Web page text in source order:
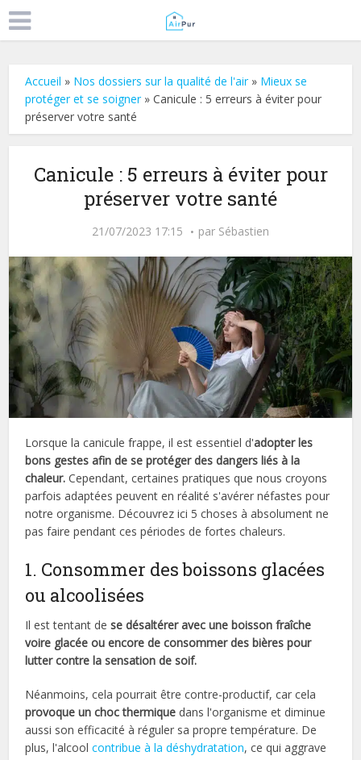
Accueil » Nos dossiers sur la qualité de l'air» Mieux se
protéger et se soigner»Canicule : 5 erreurs à éviter pour
préserver votre santé
Canicule : 5 erreurs à éviter pour
préserver votre santé
21/07/2023 17:15 par Sébastien
Lorsque la canicule frappe, il est essentiel d'adopter les
bons gestes afin de se protéger des dangers liés à la
chaleur. Cependant, certaines pratiques que nous croyons
parfois adaptées peuvent en réalité s'avérer néfastes pour
notre organisme. Découvrez ici 5 choses à absolument ne
pas faire pendant ces périodes de fortes chaleurs.
1. Consommer des boissons glacées
ou alcoolisées
Il est tentant de se désaltérer avec une boisson fraîche
voire glacée ou encore de consommer des bières pour
lutter contre la sensation de soif.
Néanmoins, cela pourrait être contre-productif, car cela
provoque un choc thermique dans l'organisme et diminue
aussi son efficacité à réguler sa propre température. De
plus, l'alcoolcontribue à la déshydratation, ce qui aggrave